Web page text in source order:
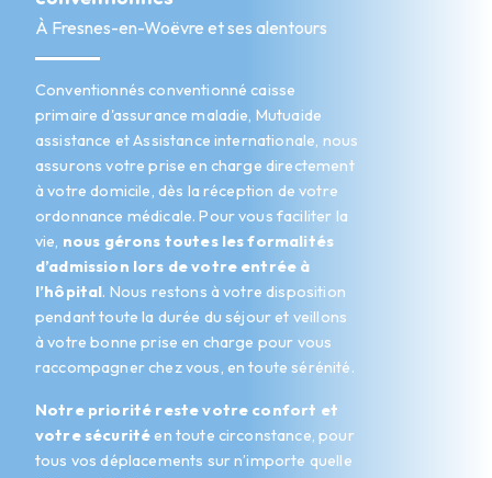
À Fresnes-en-Woëvre et ses alentours
Conventionnés conventionné caisse
primaire d'assurance maladie, Mutuaide
assistance et Assistance internationale, nous
assurons votre prise en charge directement
à votre domicile, dès la réception de votre
ordonnance médicale. Pour vous faciliter la
vie, nous gérons toutes les formalités
d’admission lors de votre entrée à
l’hôpital. Nous restons à votre disposition
pendant toute la durée du séjour et veillons
à votre bonne prise en charge pour vous
raccompagner chez vous, en toute sérénité.
Notre priorité reste votre confort et
votre sécuritéen toute circonstance, pour
tous vos déplacements sur n’importe quelle